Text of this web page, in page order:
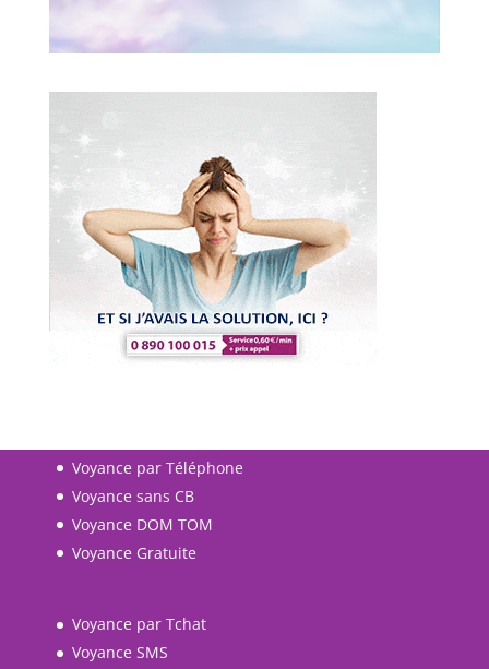
Voyance par Téléphone
Voyance sans CB
Voyance DOM TOM
Voyance Gratuite
Voyance par Tchat
Voyance SMS